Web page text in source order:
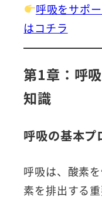
呼吸をサポ
はコチラ
第1章：呼
知識
呼吸の基本プ
呼吸は、酸素
素を排出する